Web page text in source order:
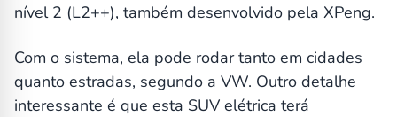
nível 2 (L2++), também desenvolvido pela XPeng.
Com o sistema, ela pode rodar tanto em cidades
quanto estradas, segundo a VW. Outro detalhe
interessante é que esta SUV elétrica terá